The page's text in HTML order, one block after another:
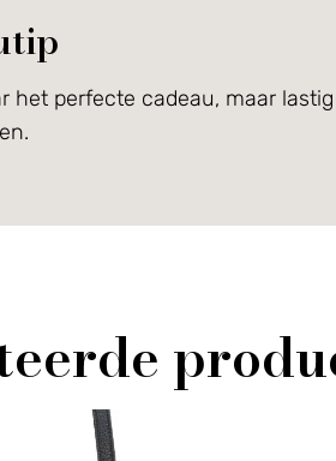
het perfecte cadeau, maar